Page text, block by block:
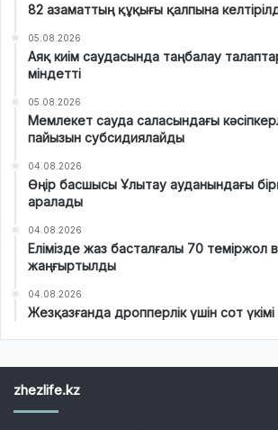
82 азаматтың құқығы қалпына
05.08.2026
Аяқ киім саудасында таңбалау
міндетті
05.08.2026
Мемлекет сауда саласындағы
пайызын субсидиялайды
04.08.2026
Өңір басшысы Ұлытау ауданындағы
аралады
04.08.2026
Елімізде жаз басталғалы 70 теміржол
жаңғыртылды
04.08.2026
Жезқазғанда дропперлік үшін сот
zhezlife.kz